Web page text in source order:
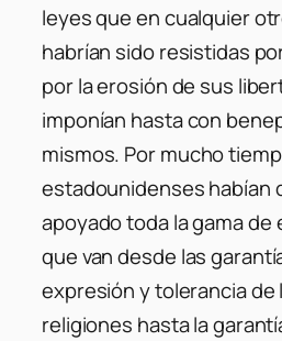
leyes que en cualquier
habrían sido resistidas
por la erosión de sus
imponían hasta con
mismos. Por mucho
estadounidenses habían
apoyado toda la gama
que van desde las
expresión y tolerancia de
religiones hasta la